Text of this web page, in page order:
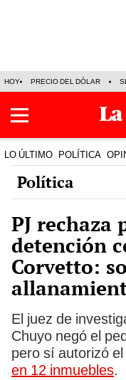
HOY PRECIO DEL DÓLAR
LO ÚLTIMO POLÍTICA
Política
PJ rechaza
detención
Corvetto:
El juez de
Chuyo negó el
pero sí autorizó el
en 12 inmuebles.